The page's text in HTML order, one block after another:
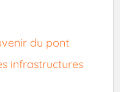
du pont
infrastructures